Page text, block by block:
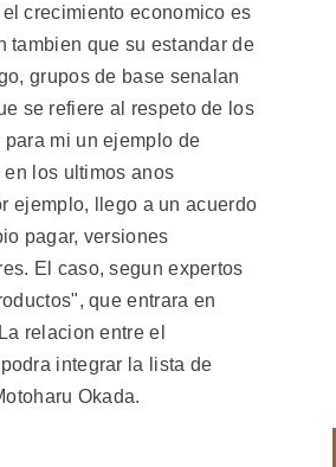
crecimiento economico es
tambien que su estandar de
grupos de base senalan
se refiere al respeto de los
mi un ejemplo de
los ultimos anos
ejemplo, llego a un acuerdo
pagar, versiones
El caso, segun expertos
que entrara en
relacion entre el
integrar la lista de
Okada.